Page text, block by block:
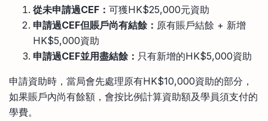
從未申請過CEF： 可獲HK$25,000元資助
申請過CEF但賬戶尚有結餘： 原有賬戶結餘 + 新增
HK$5,000資助
申請過CEF並用盡結餘： 只有新增的HK$5,000資助
申請資助時，當局會先處理原有HK$10,000資助的部分，
如果賬戶內尚有餘額，會按比例計算資助額及學員須支付的
學費。